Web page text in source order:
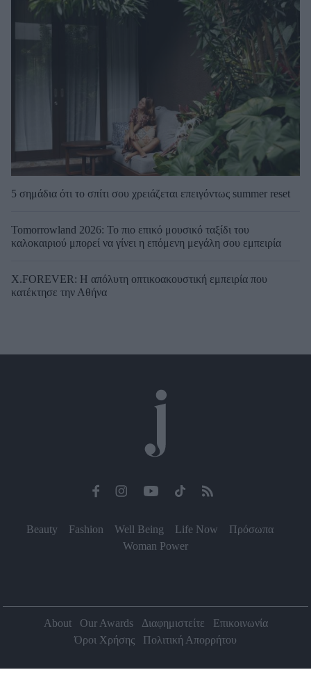
5 σημάδια ότι το σπίτι σου χρειάζεται επειγόντως summer reset
Tomorrowland 2026: Το πιο επικό μουσικό ταξίδι του
καλοκαιριού μπορεί να γίνει η επόμενη μεγάλη σου εμπειρία
X.FOREVER: Η απόλυτη οπτικοακουστική εμπειρία που
κατέκτησε την Αθήνα
Beauty Fashion Well Being Life Now
Πρόσωπα
Woman Power
About Our Awards Διαφημιστείτε
Επικοινωνία
Όροι Χρήσης
Πολιτική Απορρήτου